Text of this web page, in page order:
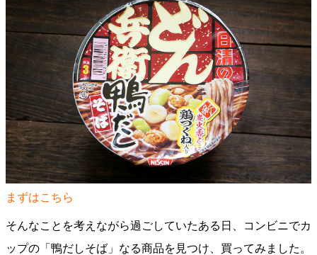
まずはこちら
そんなことを考えながら過ごしていたある日、コンビニでカ
ップの「鴨だしそば」なる商品を見つけ、買ってみました。